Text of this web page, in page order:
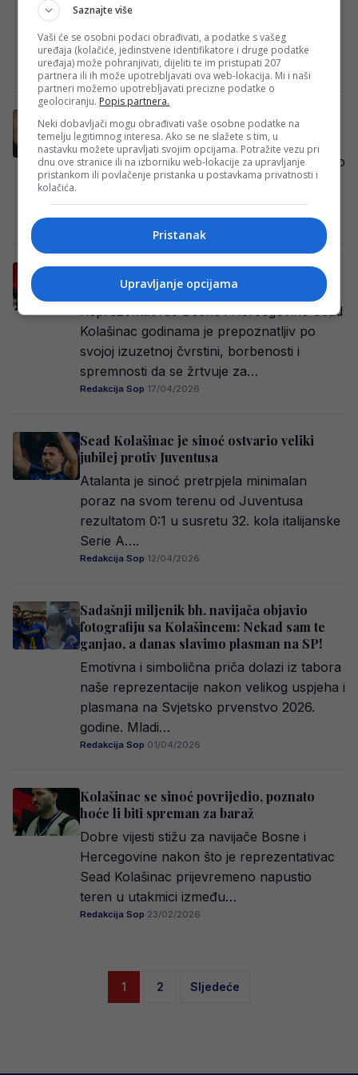
napraviti veliki povratak u klub u kojem je
praktično počela njegova ozbiljna
seniorska priča….
E. H.· 16/05/2026
Kolašinac od ljeta u novom klubu?
Bosanskohercegovački reprezentativac
Sead Kolašinac mogao bi ovog ljeta ponovo
obući dres Schalkea, kluba u kojem je
započeo profesionalnu karijeru i…
Haris Kapo·08/05/2026
Sead Kolašinac dobio novi nadimak, u
Italiji nije više “tenk”
Reprezentativac Bosne i Hercegovine Sead
Kolašinac godinama je prepoznatljiv po
svojoj izuzetnoj čvrstini, borbenosti i
spremnosti da se žrtvuje za…
Redakcija Sop·17/04/2026
Sead Kolašinac je sinoć ostvario veliki
jubilej protiv Juventusa
Atalanta je sinoć pretrpjela minimalan
poraz na svom terenu od Juventusa
rezultatom 0:1 u susretu 32. kola italijanske
Serie A….
Redakcija Sop·12/04/2026
Sadašnji miljenik bh. navijača objavio
fotografiju sa Kolašincem: Nekad sam te
ganjao, a danas slavimo plasman na SP!
Emotivna i simbolična priča dolazi iz tabora
naše reprezentacije nakon velikog uspjeha i
plasmana na Svjetsko prvenstvo 2026.
godine. Mladi…
Redakcija Sop·01/04/2026
Kolašinac se sinoć povrijedio, poznato
hoće li biti spreman za baraž
Dobre vijesti stižu za navijače Bosne i
Hercegovine nakon što je reprezentativac
Sead Kolašinac prijevremeno napustio
teren u utakmici između…
Redakcija Sop·23/02/2026
Posts
1 2 Sljedeće
Saznajte više
Vaši će se osobni podaci obrađivati, a podatke s vašeg
uređaja (kolačiće, jedinstvene identifikatore i druge podatke
uređaja) može pohranjivati, dijeliti te im pristupati 207
partnera ili ih može upotrebljavati ova web-lokacija. Mi i naši
partneri možemo upotrebljavati precizne podatke o
geolociranju. Popis partnera.
Neki dobavljači mogu obrađivati vaše osobne podatke na
temelju legitimnog interesa. Ako se ne slažete s tim, u
nastavku možete upravljati svojim opcijama. Potražite vezu pri
dnu ove stranice ili na izborniku web-lokacije za upravljanje
pristankom ili povlačenje pristanka u postavkama privatnosti i
kolačića.
Pristanak
Upravljanje opcijama